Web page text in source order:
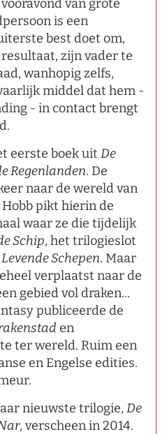
van grote
is een
best doet om,
zijn vader te
wanhopig zelfs,
middel dat hem -
- in contact brengt
eerste boek uit De
Regenlanden. De
naar de wereld van
Hobb pikt hierin de
waar ze die tijdelijk
Schip, het trilogieslot
Schepen. Maar
verplaatst naar de
gebied vol draken...
publiceerde de
en
ter wereld. Ruim een
en Engelse edities.
nieuwste trilogie, De
, verscheen in 2014.